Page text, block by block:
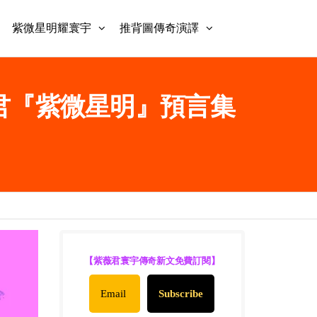
紫微星明耀寰宇 推背圖傳奇演譯
『紫微星明』預言集
【紫薇君寰宇傳奇新文免費訂閱】